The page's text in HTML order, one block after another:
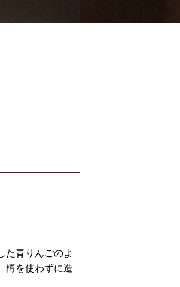
た青りんごのよ
樽を使わずに造